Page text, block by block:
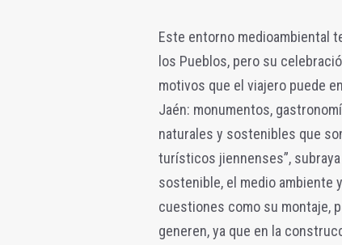
Este entorno medioambiental
los Pueblos, pero su
motivos que el viajero puede
Jaén: monumentos,
naturales y sostenibles que
turísticos jiennenses”,
sostenible, el medio ambiente
cuestiones como su montaje,
generen, ya que en la